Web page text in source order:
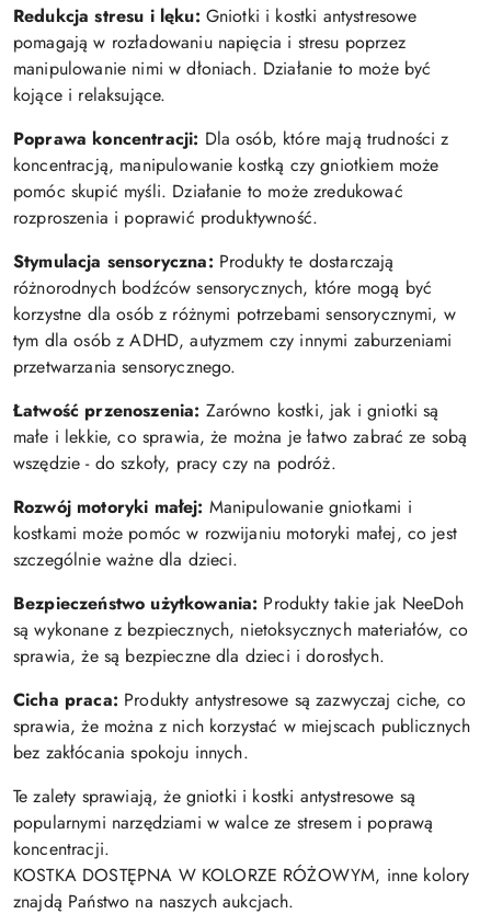
Redukcja stresu i lęku: Gniotki i kostki antystresowe
pomagają w rozładowaniu napięcia i stresu poprzez
manipulowanie nimi w dłoniach. Działanie to może być
kojące i relaksujące.
Poprawa koncentracji: Dla osób, które mają trudności z
koncentracją, manipulowanie kostką czy gniotkiem może
pomóc skupić myśli. Działanie to może zredukować
rozproszenia i poprawić produktywność.
Stymulacja sensoryczna: Produkty te dostarczają
różnorodnych bodźców sensorycznych, które mogą być
korzystne dla osób z różnymi potrzebami sensorycznymi, w
tym dla osób z ADHD, autyzmem czy innymi zaburzeniami
przetwarzania sensorycznego.
Łatwość przenoszenia: Zarówno kostki, jak i gniotki są
małe i lekkie, co sprawia, że można je łatwo zabrać ze sobą
wszędzie - do szkoły, pracy czy na podróż.
Rozwój motoryki małej: Manipulowanie gniotkami i
kostkami może pomóc w rozwijaniu motoryki małej, co jest
szczególnie ważne dla dzieci.
Bezpieczeństwo użytkowania: Produkty takie jak NeeDoh
są wykonane z bezpiecznych, nietoksycznych materiałów, co
sprawia, że są bezpieczne dla dzieci i dorosłych.
Cicha praca: Produkty antystresowe są zazwyczaj ciche, co
sprawia, że można z nich korzystać w miejscach publicznych
bez zakłócania spokoju innych.
Te zalety sprawiają, że gniotki i kostki antystresowe są
popularnymi narzędziami w walce ze stresem i poprawą
koncentracji.
KOSTKA DOSTĘPNA W KOLORZE RÓŻOWYM, inne kolory
znajdą Państwo na naszych aukcjach.